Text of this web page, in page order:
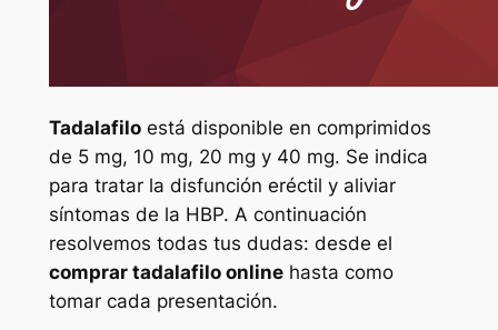
Tadalafiloestá disponible en comprimidos
de 5 mg, 10 mg, 20 mg y 40 mg. Se indica
para tratar la disfunción eréctil y aliviar
síntomas de la HBP. A continuación
resolvemos todas tus dudas: desde el
comprar tadalafilo onlinehasta como
tomar cada presentación.